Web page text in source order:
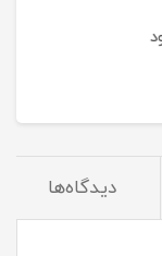
دیدگاه‌ها